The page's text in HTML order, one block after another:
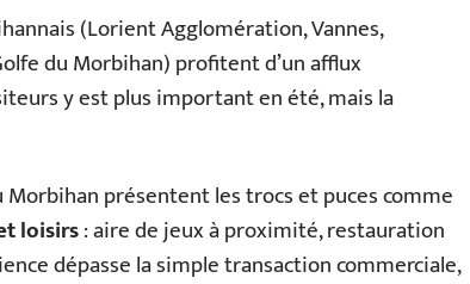
(Lorient Agglomération, Vannes,
du Morbihan) profitent d’un afflux
y est plus important en été, mais la
présentent les trocs et puces comme
loisirs: aire de jeux à proximité, restauration
dépasse la simple transaction commerciale,